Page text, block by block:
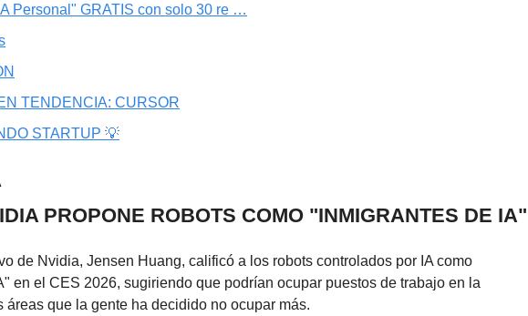
Personal" GRATIS con solo 30 re …
TENDENCIA: CURSOR
STARTUP 💡
PROPONE ROBOTS COMO "INMIGRANTES DE IA"
de Nvidia, Jensen Huang, calificó a los robots controlados por IA como
en el CES 2026, sugiriendo que podrían ocupar puestos de trabajo en la
áreas que la gente ha decidido no ocupar más.